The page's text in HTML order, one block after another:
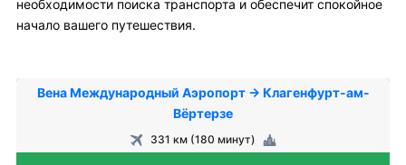
необходимости поиска транспорта и обеспечит спокойное
начало вашего путешествия.
Вена Международный Аэропорт → Клагенфурт-ам-
Вёртерзе
331 км (180 минут)